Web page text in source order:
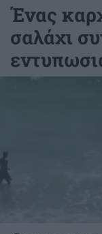
Ένας
σαλάχι